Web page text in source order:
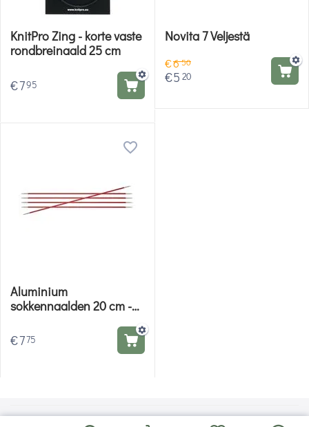
KnitPro Zing - korte vaste
rondbreinaald 25 cm
€795
Novita 7 Veljestä
€650
€5 20
Aluminium
sokkennaalden 20 cm -
€775